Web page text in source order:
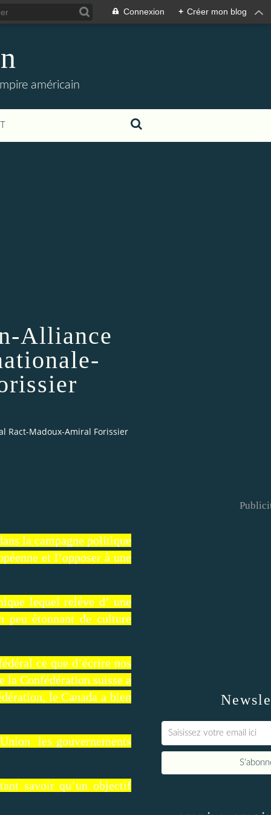
Connexion + Créer mon blog
américain
Alliance
Ract-Madoux-Amiral Forissier
la campagne politique
et l’opposer à une
lequel reléve d’ une
peu étonnant de culture
ce que d’écrire nos
la Confédération suisse a
le Canada a bien
les gouvernements
savoir qu’un objectif